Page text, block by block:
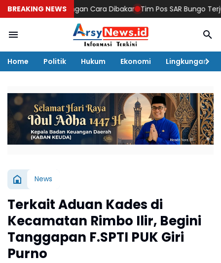
BREAKING NEWS
dengan Cara Dibakar Tim Pos SAR Bungo Terjunkan
Home Politik Hukum Ekonomi Lingkungan
News
Terkait Aduan Kades di
Kecamatan Rimbo Ilir, Begini
Tanggapan F.SPTI PUK Giri
Purno